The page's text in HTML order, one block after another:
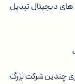
های دیجیتال تبدیل
چندین شرکت بزرگ